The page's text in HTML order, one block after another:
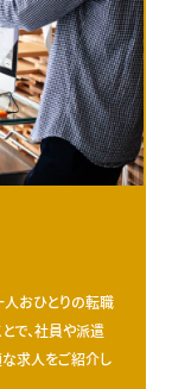
人おひとりの転職
で、社員や派遣
求人をご紹介し